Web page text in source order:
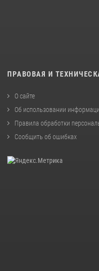
ПРАВОВАЯ И
О сайте
Об использовании
Правила обработки
Сообщить об ошибках